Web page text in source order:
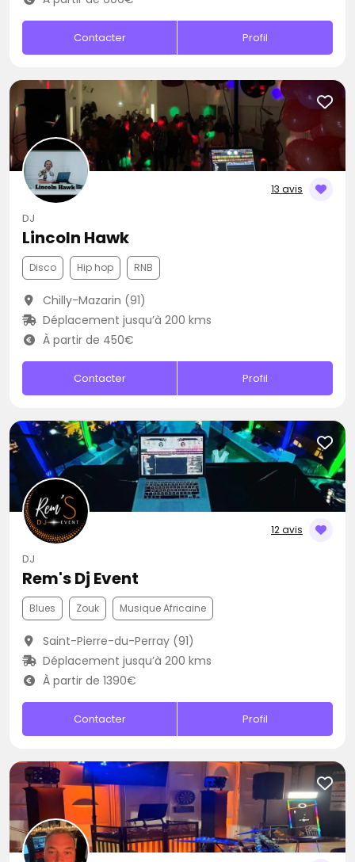
Contacter Profil
13 avis
DJ
Lincoln Hawk
Disco Hip hop RNB
Chilly-Mazarin (91)
Déplacement jusqu’à 200 kms
À partir de 450€
Contacter Profil
12 avis
DJ
Rem's Dj Event
Blues Zouk Musique Africaine
Saint-Pierre-du-Perray (91)
Déplacement jusqu’à 200 kms
À partir de 1390€
Contacter Profil